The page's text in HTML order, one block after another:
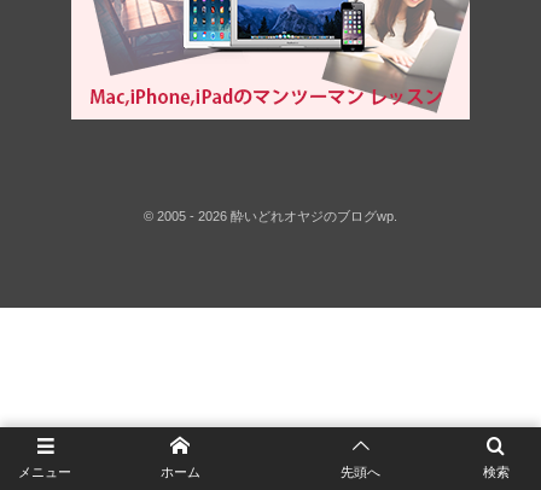
© 2005 - 2026 酔いどれオヤジのブログwp
メニュー 検索
ホーム 先頭へ